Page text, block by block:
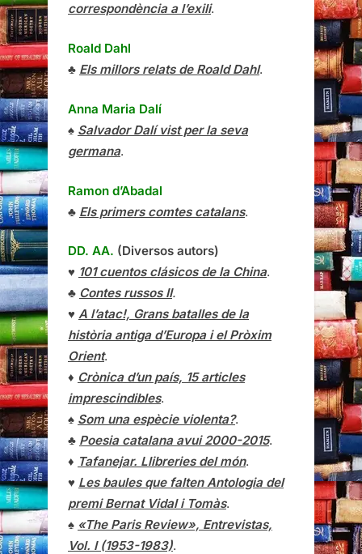
correspondència a l’exili.
Roald Dahl
♣ Els millors relats de Roald Dahl.
Anna Maria Dalí
♠ Salvador Dalí vist per la seva
germana.
Ramon d’Abadal
♣ Els primers comtes catalans.
DD. AA. (Diversos autors)
♥ 101 cuentos clásicos de la China.
♣ Contes russos II.
♥ A l’atac!, Grans batalles de la
història antiga d’Europa i el Pròxim
Orient.
♦ Crònica d’un país, 15 articles
imprescindibles.
♠ Som una espècie violenta?.
♣ Poesia catalana avui 2000-2015.
♦ Tafanejar. Llibreries del món.
♥ Les baules que falten Antologia del
premi Bernat Vidal i Tomàs.
♠ «The Paris Review», Entrevistas,
Vol. I (1953-1983).